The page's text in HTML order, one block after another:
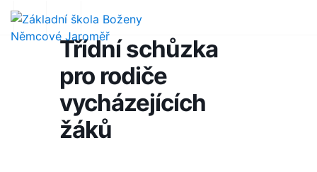
Třídní schůzka
pro rodiče
vycházejících
žáků